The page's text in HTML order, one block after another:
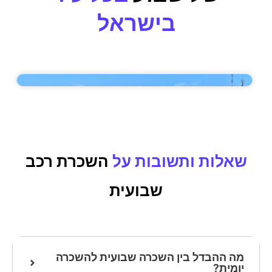
בישראל
שאלות ותשובות על השכרת רכב
שבועית
מה ההבדל בין השכרה שבועית להשכרה
יומית?